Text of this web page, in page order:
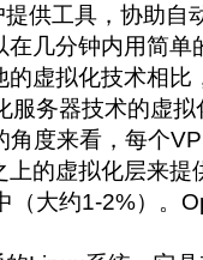
工具，协助自
几分钟内用简单
虚拟化技术相比
服务器技术的虚拟
度来看，每个
的虚拟化层来提
（大约1-2%）。